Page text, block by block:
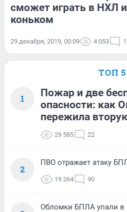
сможет играть в НХЛ
коньком
29 декабря, 2019, 00:09 4 053 1
ТОП 5
1
Пожар и две
опасности: как
пережила
29 585 22
2
ПВО отражает атаку
19 264 90
Обломки БПЛА упали в